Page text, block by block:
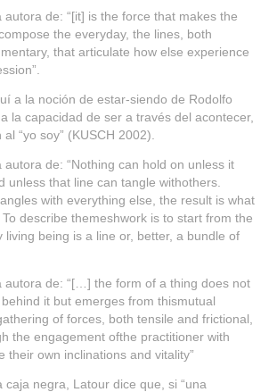
autora de: “[it] is the force that makes the
the everyday, the lines, both
that articulate how else experience
a la noción de estar-siendo de Rodolfo
la capacidad de ser a través del acontecer,
“yo soy” (KUSCH 2002).
autora de: “Nothing can hold on unless it
unless that line can tangle withothers.
with everything else, the result is what
describe themeshwork is to start from the
living being is a line or, better, a bundle of
autora de: “[…] the form of a thing does not
it but emerges from thismutual
of forces, both tensile and frictional,
the engagement ofthe practitioner with
their own inclinations and vitality”
caja negra, Latour dice que, si “una